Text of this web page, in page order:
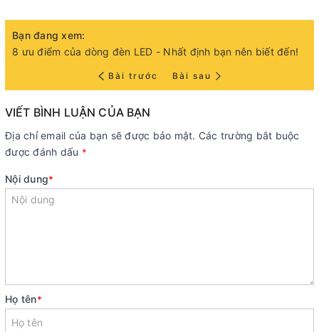
Bạn đang xem:
8 ưu điểm của dòng đèn LED - Nhất định bạn nên biết đến!
Bài trước Bài sau
VIẾT BÌNH LUẬN CỦA BẠN
Địa chỉ email của bạn sẽ được bảo mật. Các trường bắt buộc
được đánh dấu *
Nội dung*
Họ tên*